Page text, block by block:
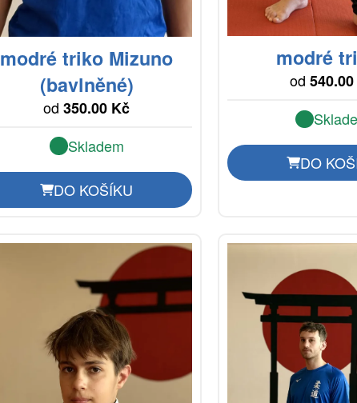
modré triko Mizuno
(bavlněné)
od350.00 Kč
Skladem
DO KOŠÍKU
modré
od
DO